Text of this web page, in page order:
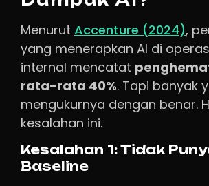
Menurut Accenture (2024),
yang menerapkan AI di
internal mencatat
rata-rata 40%. Tapi banyak
mengukurnya dengan benar.
kesalahan ini.
Kesalahan 1: Tidak
Baseline